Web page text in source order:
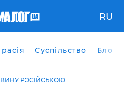
RU
расія Суспільство Блоги
РОСІЙСЬКОЮ